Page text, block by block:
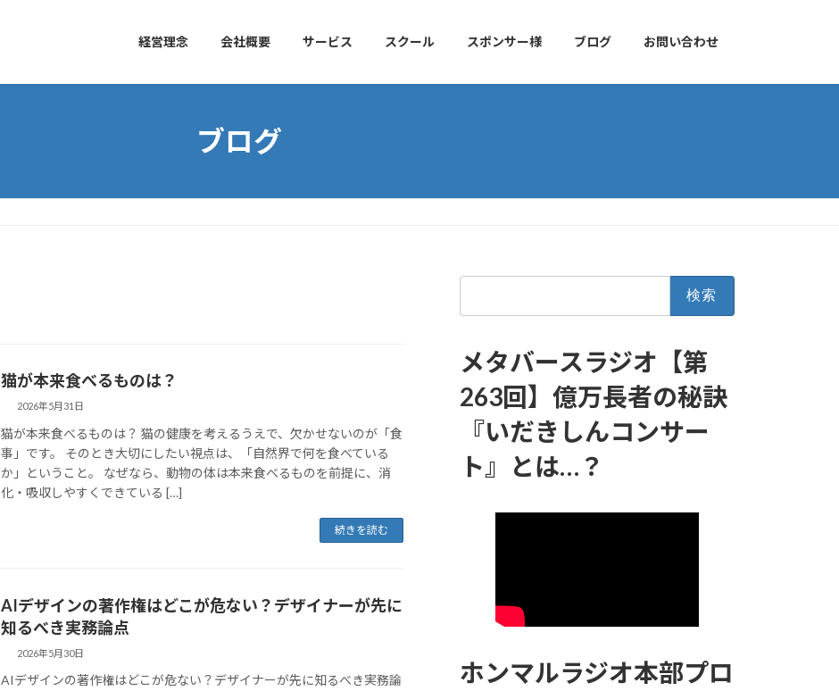
経営理念 会社概要 サービス スクール スポンサー様 ブログ お問い合わせ
ブログ
猫が本来食べるものは？
2026年5月31日
猫が本来食べるものは？ 猫の健康を考えるうえで、欠かせないのが「食
事」です。 そのとき大切にしたい視点は、「自然界で何を食べている
か」ということ。 なぜなら、動物の体は本来食べるものを前提に、消
化・吸収しやすくできている […]
続きを読む
AIデザインの著作権はどこが危ない？デザイナーが先に
知るべき実務論点
2026年5月30日
AIデザインの著作権はどこが危ない？デザイナーが先に知るべき実務論
メタバースラジオ【第
263回】億万長者の秘訣
『いだきしんコンサー
ト』とは…？
ホンマルラジオ本部プロ